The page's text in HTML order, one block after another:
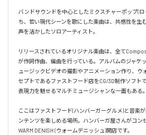
バンドサウンドを中心としたミクスチャーポップ(
ち、若い現代シーンを歌にした楽曲は、共感性を生
声を活かしたソロアーティスト。
リリースされているオリジナル楽曲は、全て
が作詞作曲、編曲を行っている。アルバムのジャケ
ュージックビデオの撮影やアニメーション作り、ウ
セプトであるファストフード店をCG/3D制作ソフト
表現力を魅せるマルチミュージシャンな一面もある。
ここはファストフード(ハンバーガーグルメ)と音楽
ンテンツを楽しめる場所。ハンバーガ屋さんがコン
WARM DENISH (ウォームデニッシュ)開店です。